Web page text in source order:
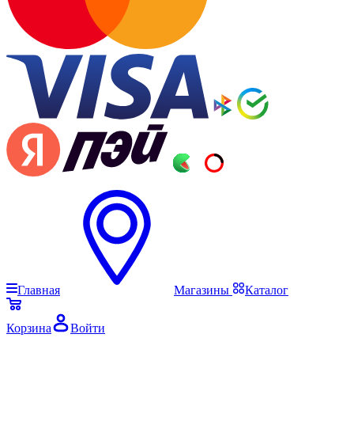
Главная Магазины Каталог
Корзина Войти